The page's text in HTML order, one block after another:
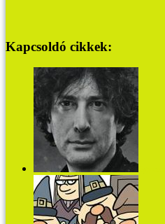
Kapcsoldó cikkek: